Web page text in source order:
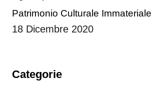
Patrimonio Culturale Immateriale
18 Dicembre 2020
Categorie